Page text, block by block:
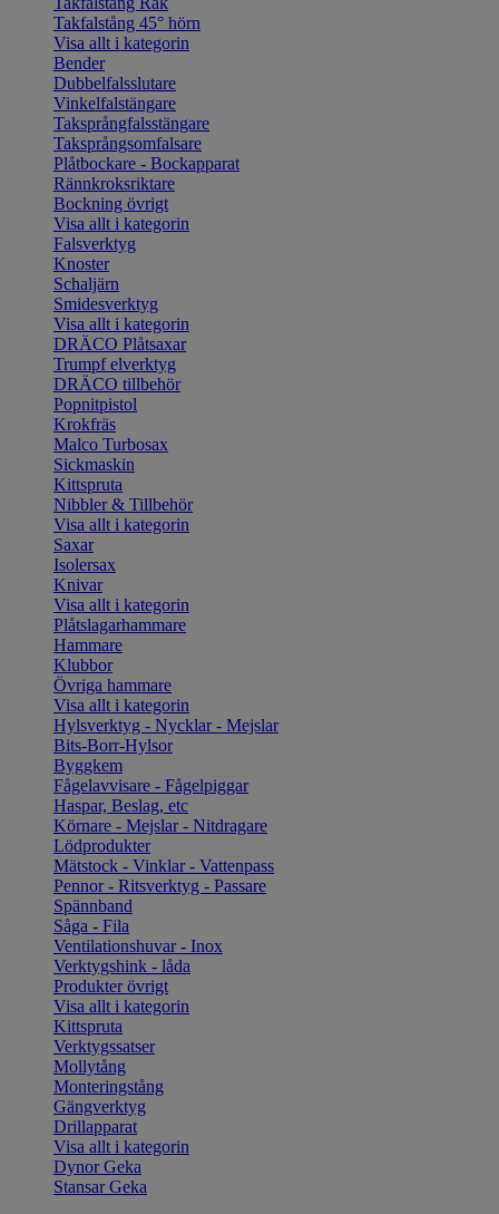
Takfalstång 45° hörn
Visa allt i kategorin
Bender
Dubbelfalsslutare
Vinkelfalstängare
Taksprångfalsstängare
Taksprångsomfalsare
Plåtbockare - Bockapparat
Rännkroksriktare
Bockning övrigt
Visa allt i kategorin
Falsverktyg
Knoster
Schaljärn
Smidesverktyg
Visa allt i kategorin
DRÄCO Plåtsaxar
Trumpf elverktyg
DRÄCO tillbehör
Popnitpistol
Krokfräs
Malco Turbosax
Sickmaskin
Kittspruta
Nibbler & Tillbehör
Visa allt i kategorin
Saxar
Isolersax
Knivar
Visa allt i kategorin
Plåtslagarhammare
Hammare
Klubbor
Övriga hammare
Visa allt i kategorin
Hylsverktyg - Nycklar - Mejslar
Bits-Borr-Hylsor
Byggkem
Fågelavvisare - Fågelpiggar
Haspar, Beslag, etc
Körnare - Mejslar - Nitdragare
Lödprodukter
Mätstock - Vinklar - Vattenpass
Pennor - Ritsverktyg - Passare
Spännband
Såga - Fila
Ventilationshuvar - Inox
Verktygshink - låda
Produkter övrigt
Visa allt i kategorin
Kittspruta
Verktygssatser
Mollytång
Monteringstång
Gängverktyg
Drillapparat
Visa allt i kategorin
Dynor Geka
Stansar Geka